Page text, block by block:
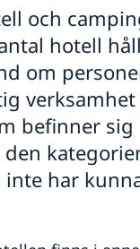
Spanien
-
kontakter i
och
hotell
om
befinner
har